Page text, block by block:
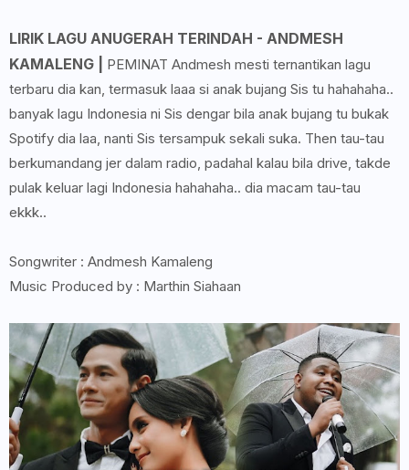
LIRIK LAGU ANUGERAH TERINDAH - ANDMESH
KAMALENG |
PEMINAT Andmesh mesti ternantikan lagu
terbaru dia kan, termasuk laaa si anak bujang Sis tu hahahaha..
banyak lagu Indonesia ni Sis dengar bila anak bujang tu bukak
Spotify dia laa, nanti Sis tersampuk sekali suka. Then tau-tau
berkumandang jer dalam radio, padahal kalau bila drive, takde
pulak keluar lagi Indonesia hahahaha.. dia macam tau-tau
ekkk..
Songwriter : Andmesh Kamaleng
Music Produced by : Marthin Siahaan